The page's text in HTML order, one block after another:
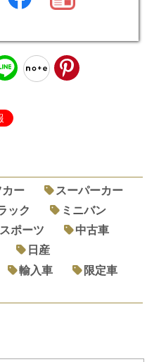
カー
スーパーカー
ック
ミニバン
ポーツ
中古車
日産
輸入車
限定車